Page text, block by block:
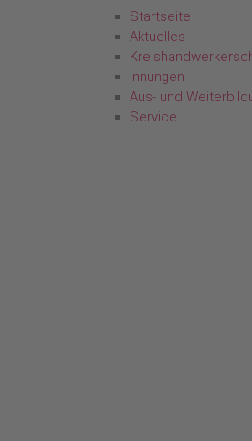
Startseite
Aktuelles
Innungen
Aus- und
Service